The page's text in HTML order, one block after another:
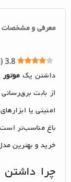
معرفی و مشخصات
3.8
(
داشتن یک
از بابت
امنیتی یا
باغ مناسب‌تر
خرید و بهترین
چرا داشتن